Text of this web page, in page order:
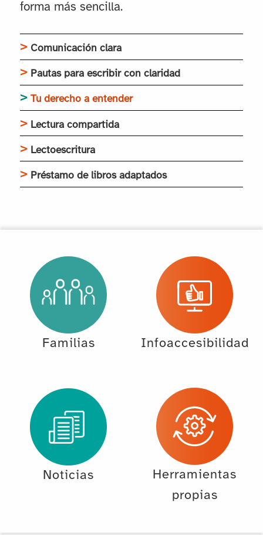
forma más sencilla.
Comunicación clara
Pautas para escribir con claridad
Tu derecho a entender
Lectura compartida
Lectoescritura
Préstamo de libros adaptados
Familias Infoaccesibilidad
Noticias
Herramientas
propias